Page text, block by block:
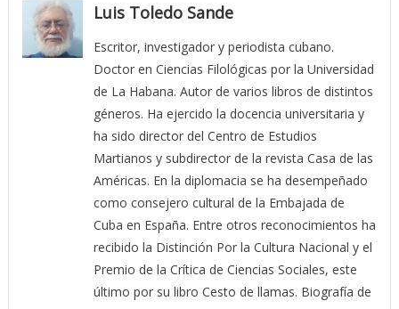
Luis Toledo Sande
Escritor, investigador y periodista cubano.
Doctor en Ciencias Filológicas por la Universidad
de La Habana. Autor de varios libros de distintos
géneros. Ha ejercido la docencia universitaria y
ha sido director del Centro de Estudios
Martianos y subdirector de la revista Casa de las
Américas. En la diplomacia se ha desempeñado
como consejero cultural de la Embajada de
Cuba en España. Entre otros reconocimientos ha
recibido la Distinción Por la Cultura Nacional y el
Premio de la Crítica de Ciencias Sociales, este
último por su libro Cesto de llamas. Biografía de